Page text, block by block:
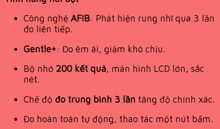
Công nghệ AFIB: Phát hiện rung nhĩ qua 3 lần
đo liên tiếp.
Gentle+: Đo êm ái, giảm khó chịu.
Bộ nhớ 200 kết quả, màn hình LCD lớn, sắc
nét.
Chế độ đo trung bình 3 lần tăng độ chính xác.
Đo hoàn toàn tự động, thao tác một nút bấm.